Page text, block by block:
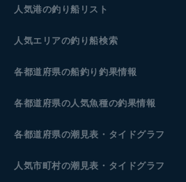
人気港の釣り船リスト
人気エリアの釣り船検索
各都道府県の船釣り釣果情報
各都道府県の人気魚種の釣果情報
各都道府県の潮見表 ・タイドグラフ
人気市町村の潮見表・タイドグラフ